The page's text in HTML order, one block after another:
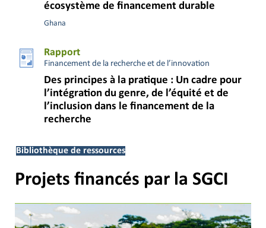
écosystème de financement durable
Ghana
Rapport
Financement de la recherche et de l’innovation
Des principes à la pratique : Un cadre pour
l’intégration du genre, de l’équité et de
l’inclusion dans le financement de la
recherche
Bibliothèque de ressources
Projets financés par la SGCI